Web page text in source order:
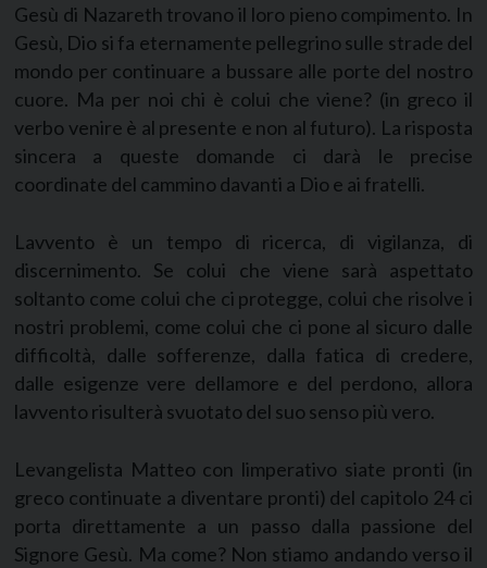
Gesù di Nazareth trovano il loro pieno compimento. In
Gesù, Dio si fa eternamente pellegrino sulle strade del
mondo per continuare a bussare alle porte del nostro
cuore. Ma per noi chi è colui che viene? (in greco il
verbo venire è al presente e non al futuro). La risposta
sincera a queste domande ci darà le precise
coordinate del cammino davanti a Dio e ai fratelli.
Lavvento è un tempo di ricerca, di vigilanza, di
discernimento. Se colui che viene sarà aspettato
soltanto come colui che ci protegge, colui che risolve i
nostri problemi, come colui che ci pone al sicuro dalle
difficoltà, dalle sofferenze, dalla fatica di credere,
dalle esigenze vere dellamore e del perdono, allora
lavvento risulterà svuotato del suo senso più vero.
Levangelista Matteo con limperativo siate pronti (in
greco continuate a diventare pronti) del capitolo 24 ci
porta direttamente a un passo dalla passione del
Signore Gesù. Ma come? Non stiamo andando verso il